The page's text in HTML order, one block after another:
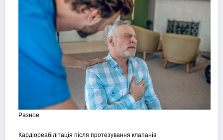
Разное
Кардіореабілітація після протезування клапанів